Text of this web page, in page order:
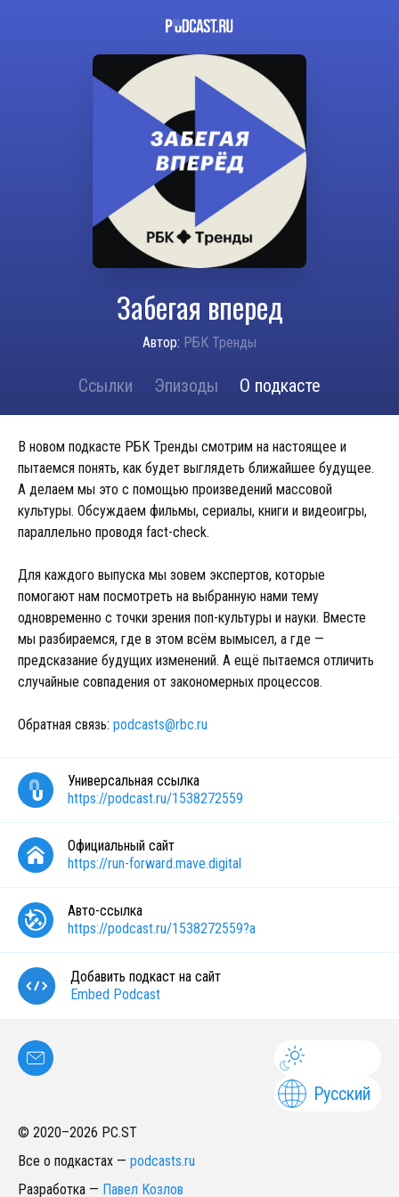
Забегая вперед
Автор: РБК Тренды
Ссылки Эпизоды О подкасте
В новом подкасте РБК Тренды смотрим на настоящее и
пытаемся понять, как будет выглядеть ближайшее будущее.
А делаем мы это с помощью произведений массовой
культуры. Обсуждаем фильмы, сериалы, книги и видеоигры,
параллельно проводя fact-check.
Для каждого выпуска мы зовем экспертов, которые
помогают нам посмотреть на выбранную нами тему
одновременно с точки зрения поп-культуры и науки. Вместе
мы разбираемся, где в этом всём вымысел, а где —
предсказание будущих изменений. А ещё пытаемся отличить
случайные совпадения от закономерных процессов.
Обратная связь: podcasts@rbc.ru
Универсальная ссылка
https://podcast.ru/1538272559
Официальный сайт
https://run-forward.mave.digital
Авто-ссылка
https://podcast.ru/1538272559?a
Добавить подкаст на сайт
Embed Podcast
Русский
© 2020–2026 PC.ST
Все о подкастах — podcasts.ru
Разработка — Павел Козлов